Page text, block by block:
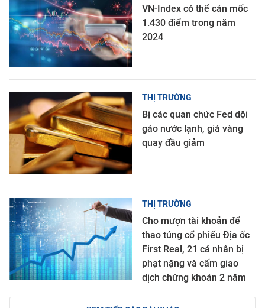
VN-Index có thể cán mốc
1.430 điểm trong năm
2024
THỊ TRƯỜNG
Bị các quan chức Fed dội
gáo nước lạnh, giá vàng
quay đầu giảm
THỊ TRƯỜNG
Cho mượn tài khoản để
thao túng cổ phiếu Địa ốc
First Real, 21 cá nhân bị
phạt nặng và cấm giao
dịch chứng khoán 2 năm